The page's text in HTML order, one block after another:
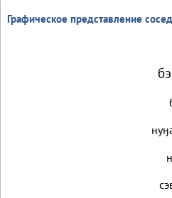
Графическое представление